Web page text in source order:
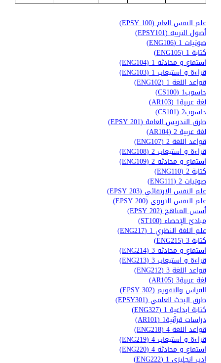
علم النفس العام (EPSY 100)
أصول التربيه (EPSY101)
صوتيات 1 (ENG106)
كتابة 1 (ENG105)
استماع و محادثة 1 (ENG104)
قراءة و استيعاب 1 (ENG103)
قواعد اللغة 1 (ENG102)
حاسوب1 (CS100)
لغة عربية1 (AR103)
حاسوب2 (CS101)
طرق التدريس العامة (EPSY 201)
لغة عربية 2 (AR104)
قواعد اللغة 2 (ENG107)
قراءة و استيعاب 2 (ENG108)
استماع و محادثة 2 (ENG109)
كتابة 2 (ENG110)
صوتيات 2 (ENG111)
علم النفس الارتقائي (EPSY 203)
علم النفس التربوي (EPSY 200)
أسس المناهج (EPSY 202)
مبادئ الإحصاء (ST100)
علم اللغة النظري 1 (ENG217)
كتابة 3 (ENG215)
استماع و محادثة 3 (ENG214)
قراءة و استيعاب 3 (ENG213)
قواعد اللغة 3 (ENG212)
لغة عربية3 (AR105)
القياس والتقويم (EPSY 302)
طرق البحث العلمي (EPSY301)
كتابة ابداعية 1 (ENG327)
دراسات قرآنية1 (AR101)
قواعد اللغة 4 (ENG218)
قراءة و استيعاب 4 (ENG219)
استماع و محادثة 4 (ENG220)
ادب انجليزي 1 (ENG222)